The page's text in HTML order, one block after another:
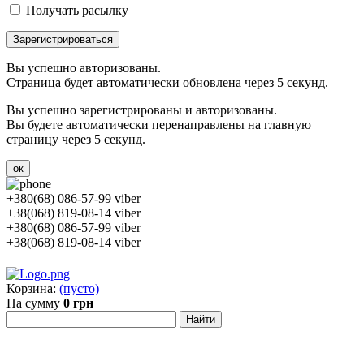
Получать расылку
Зарегистрироваться
Вы успешно авторизованы.
Страница будет автоматически обновлена через 5 секунд.
Вы успешно зарегистрированы и авторизованы.
Вы будете автоматически перенаправлены на главную
страницу через 5 секунд.
ок
+380(68) 086-57-99 viber
+38(068) 819-08-14 viber
+380(68) 086-57-99 viber
+38(068) 819-08-14 viber
Корзина: (пусто)
На сумму 0 грн